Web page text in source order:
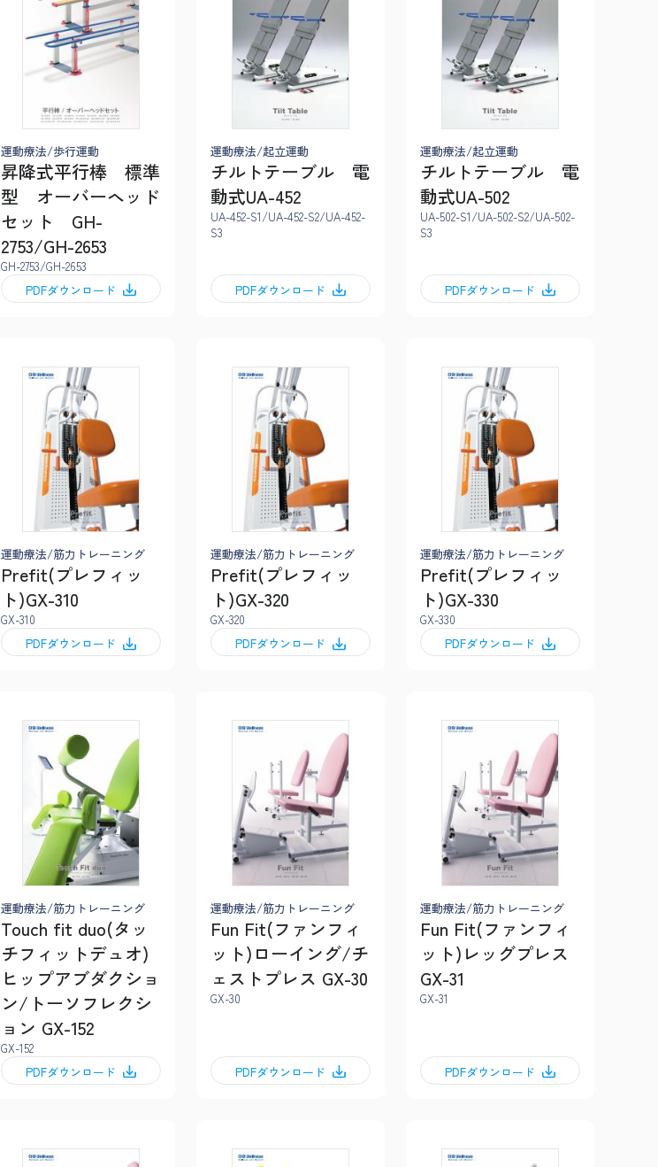
運動療法/歩行運動
昇降式平行棒 標準
型 オーバーヘッド
セット GH-
2753/GH-2653
GH-2753/GH-2653
PDFダウンロード
運動療法/起立運動
チルトテーブル 電
動式UA-452
UA-452-S1/UA-452-S2/UA-452-
S3
PDFダウンロード
運動療法/起立運動
チルトテーブル 電
動式UA-502
UA-502-S1/UA-502-S2/UA-502-
S3
PDFダウンロード
運動療法/筋力トレーニング
Prefit(プレフィッ
ト)GX-310
GX-310
PDFダウンロード
運動療法/筋力トレーニング
Prefit(プレフィッ
ト)GX-320
GX-320
PDFダウンロード
運動療法/筋力トレーニング
Prefit(プレフィッ
ト)GX-330
GX-330
PDFダウンロード
運動療法/筋力トレーニング
Touch fit duo(タッ
チフィットデュオ)
ヒップアブダクショ
ン/トーソフレクシ
ョン GX-152
GX-152
PDFダウンロード
運動療法/筋力トレーニング
Fun Fit(ファンフィ
ット)ローイング/チ
ェストプレス GX-30
GX-30
PDFダウンロード
運動療法/筋力トレーニング
Fun Fit(ファンフィ
ット)レッグプレス
GX-31
GX-31
PDFダウンロード